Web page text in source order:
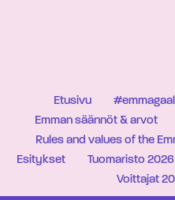
Etusivu
Emman säännöt & arvot
Rules and values of the
Esitykset
Tuomaristo 2026
Voittajat